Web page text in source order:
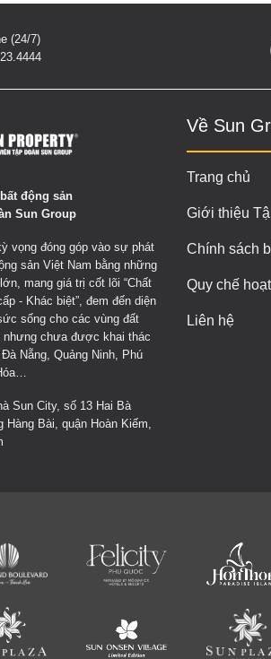
(24/7)
động sản
Sun Group
vọng đóng góp vào sự phát
sản Việt Nam bằng những
mang giá trị cốt lõi “Chất
- Khác biệt”, đem đến diện
sống cho các vùng đất
nhưng chưa được khai thác
Nẵng, Quảng Ninh, Phú
Sun City, số 13 Hai Bà
Bài, quận Hoàn Kiếm,
Về Sun
Trang chủ
Giới thiệu
Chính sách
Quy chế
Liên hệ